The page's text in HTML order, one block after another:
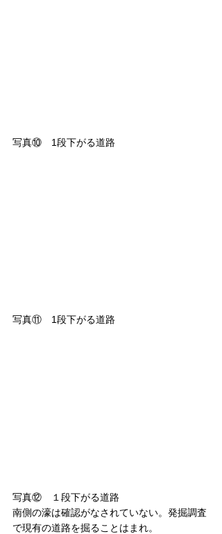
写真⑩　1段下がる道路
写真⑪　1段下がる道路
写真⑫　１段下がる道路
南側の濠は確認がなされていない。発掘調査
で現有の道路を掘ることはまれ。